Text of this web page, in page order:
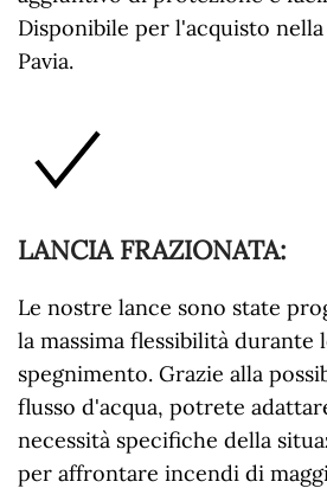
Disponibile per l'acquisto
Pavia.
LANCIA FRAZIONATA:
Le nostre lance sono state
la massima flessibilità durante
spegnimento. Grazie alla
flusso d'acqua, potrete
necessità specifiche della
per affrontare incendi di